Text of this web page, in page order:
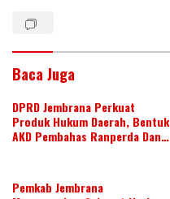
Baca Juga
DPRD Jembrana Perkuat
Produk Hukum Daerah, Bentuk
AKD Pembahas Ranperda Dan
Pemkab Jembrana